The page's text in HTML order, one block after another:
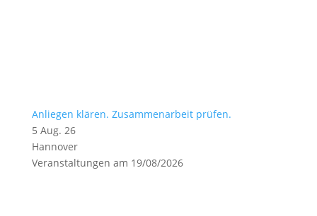
Anliegen klären. Zusammenarbeit prüfen.
5 Aug. 26
Hannover
Veranstaltungen am 19/08/2026